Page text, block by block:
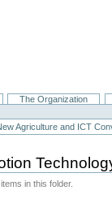
The Organization
Agriculture and ICT
in this folder.